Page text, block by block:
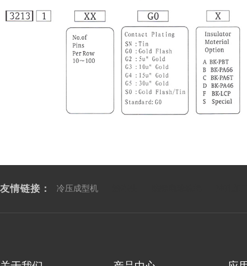
友情链接： 冷压成型机